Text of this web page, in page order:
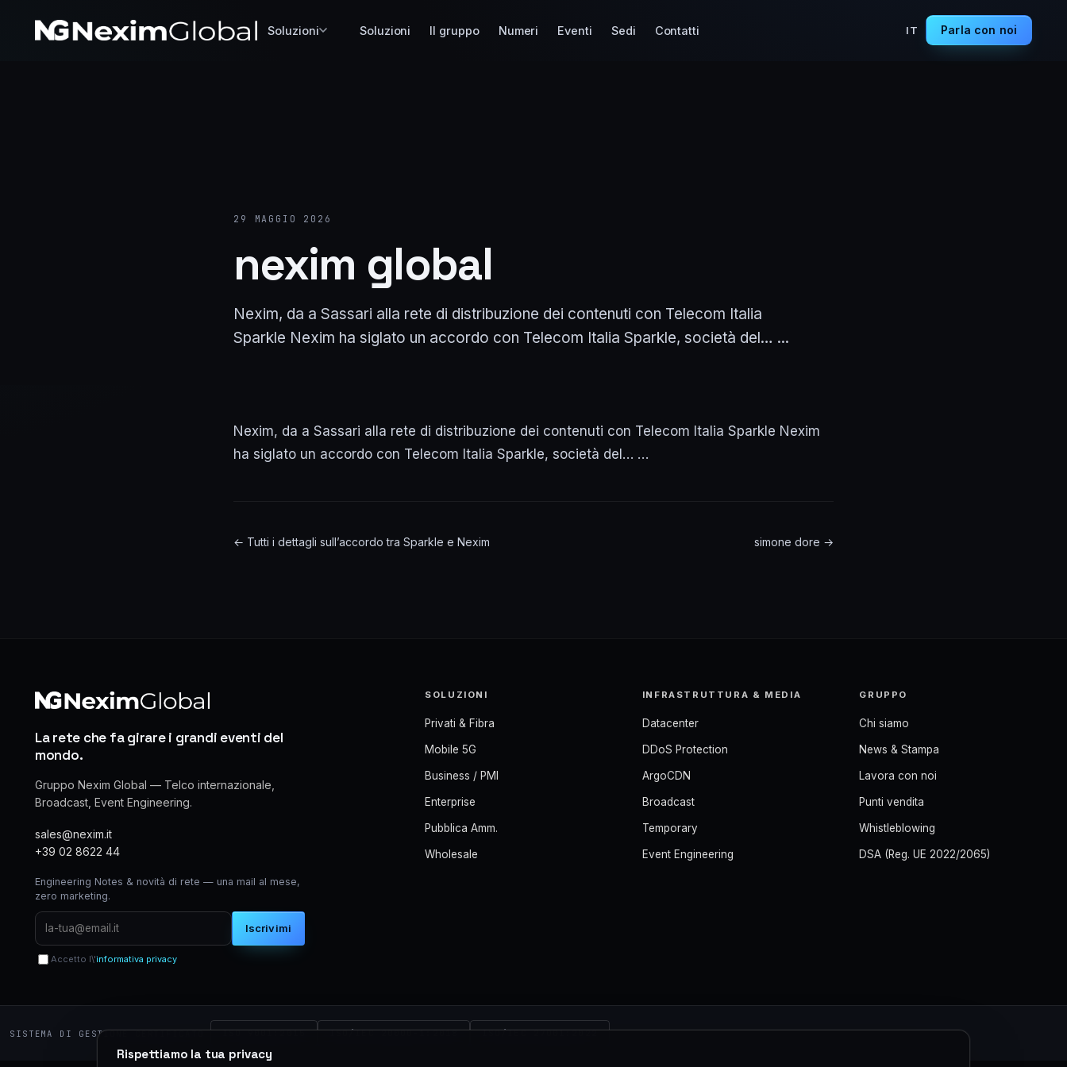
Soluzioni Soluzioni Il gruppo Numeri Eventi Sedi Contatti IT Parla con noi
29 MAGGIO 2026
nexim global
Nexim, da a Sassari alla rete di distribuzione dei contenuti con Telecom Italia
Sparkle Nexim ha siglato un accordo con Telecom Italia Sparkle, società del… ...
Nexim, da a Sassari alla rete di distribuzione dei contenuti con Telecom Italia Sparkle Nexim
ha siglato un accordo con Telecom Italia Sparkle, società del… …
← Tutti i dettagli sull’accordo tra Sparkle e Nexim simone dore →
La rete che fa girare i grandi eventi del
mondo.
Gruppo Nexim Global — Telco internazionale,
Broadcast, Event Engineering.
sales@nexim.it
+39 02 8622 44
Engineering Notes & novità di rete — una mail al mese,
zero marketing.
Iscrivimi
Accetto l\'informativa privacy
SOLUZIONI
Privati & Fibra
Mobile 5G
Business / PMI
Enterprise
Pubblica Amm.
Wholesale
INFRASTRUTTURA & MEDIA
Datacenter
DDoS Protection
ArgoCDN
Broadcast
Temporary
Event Engineering
GRUPPO
Chi siamo
News & Stampa
Lavora con noi
Punti vendita
Whistleblowing
DSA (Reg. UE 2022/2065)
SISTEMA DI GESTIONE CERTIFICATO ISO 9001:2015 ISO/IEC 20000-1:2018 ISO/IEC 27001:2022
Rispettiamo la tua privacy